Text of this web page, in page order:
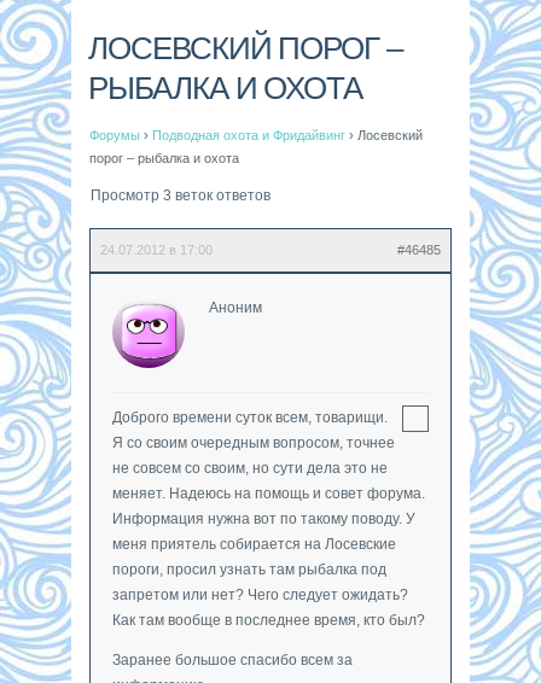
ЛОСЕВСКИЙ ПОРОГ –
РЫБАЛКА И ОХОТА
Форумы › Подводная охота и Фридайвинг › Лосевский
порог – рыбалка и охота
Просмотр 3 веток ответов
24.07.2012 в 17:00 #46485
Аноним
Доброго времени суток всем, товарищи.
Я со своим очередным вопросом, точнее
не совсем со своим, но сути дела это не
меняет. Надеюсь на помощь и совет форума.
Информация нужна вот по такому поводу. У
меня приятель собирается на Лосевские
пороги, просил узнать там рыбалка под
запретом или нет? Чего следует ожидать?
Как там вообще в последнее время, кто был?
Заранее большое спасибо всем за